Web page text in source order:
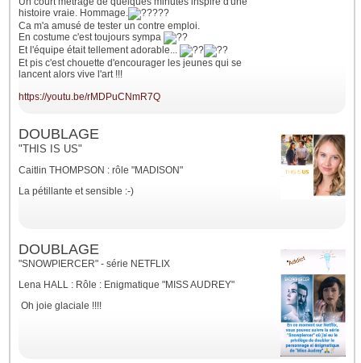
histoire vraie. Hommage.
Ca m'a amusé de tester un contre emploi.
En costume c'est toujours sympa
Et l'équipe était tellement adorable...
Et pis c'est chouette d'encourager les jeunes qui se
lancent alors vive l'art !!!
https://youtu.be/rMDPuCNmR7Q
DOUBLAGE
"THIS IS US"
Caitlin THOMPSON : rôle "MADISON"
La pétillante et sensible :-)
DOUBLAGE
"SNOWPIERCER" - série NETFLIX
Lena HALL : Rôle : Enigmatique "MISS AUDREY"
Oh joie glaciale !!!!